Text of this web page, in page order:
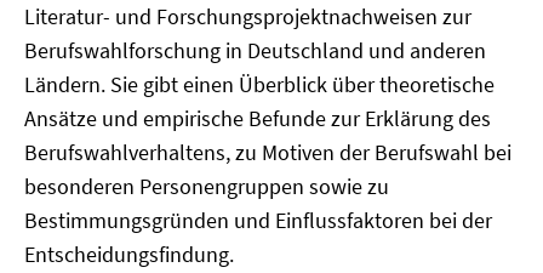
Literatur- und Forschungsprojektnachweisen zur
Berufswahlforschung in Deutschland und anderen
Ländern. Sie gibt einen Überblick über theoretische
Ansätze und empirische Befunde zur Erklärung des
Berufswahlverhaltens, zu Motiven der Berufswahl bei
besonderen Personengruppen sowie zu
Bestimmungsgründen und Einflussfaktoren bei der
Entscheidungsfindung.